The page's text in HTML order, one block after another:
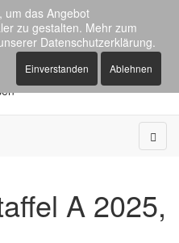
Essener
e.V.
Freizeit + Gesundheit in
A 2025,
um das Angebot
zu gestalten. Mehr zum
Datenschutzerklärung.
Einverstanden Ablehnen